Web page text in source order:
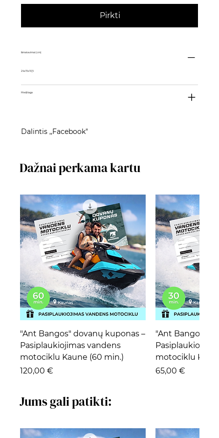
Pirkti
Išmatavimai (cm)
24x15x10,5
Medžiaga
Dalintis ,,Facebook"
Dažnai perkama kartu
"Ant Bangos" dovanų kuponas –
Pasiplaukiojimas vandens
motociklu Kaune (60 min.)
Kaina
120,00 €
"Ant Bangos"
motociklu
Kaina
65,00 €
Jums gali patikti: